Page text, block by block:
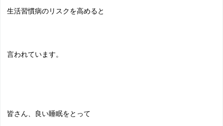
生活習慣病のリスクを高めると
言われています。
皆さん、良い睡眠をとって